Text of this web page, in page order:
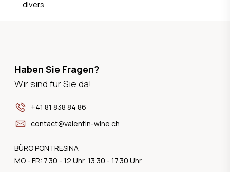
divers
Haben Sie Fragen?
Wir sind für Sie da!
+41 81 838 84 86
contact@valentin-wine.ch
BÜRO PONTRESINA
MO - FR: 7.30 - 12 Uhr, 13.30 - 17.30 Uhr